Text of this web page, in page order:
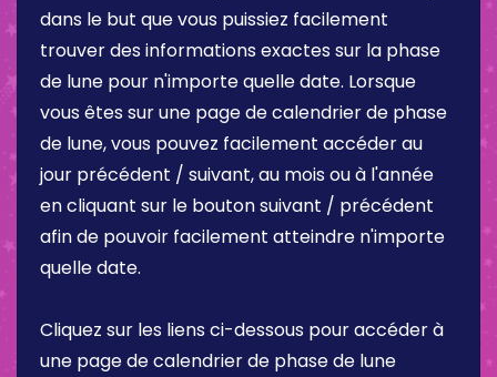
dans le but que vous puissiez facilement
trouver des informations exactes sur la phase
de lune pour n'importe quelle date. Lorsque
vous êtes sur une page de calendrier de phase
de lune, vous pouvez facilement accéder au
jour précédent / suivant, au mois ou à l'année
en cliquant sur le bouton suivant / précédent
afin de pouvoir facilement atteindre n'importe
quelle date.
Cliquez sur les liens ci-dessous pour accéder à
une page de calendrier de phase de lune